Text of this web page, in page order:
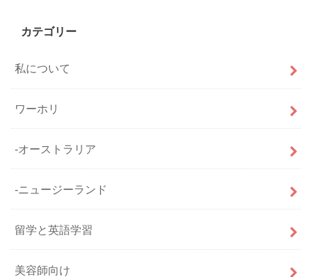
カテゴリー
私について
ワーホリ
-オーストラリア
-ニュージーランド
留学と英語学習
美容師向け